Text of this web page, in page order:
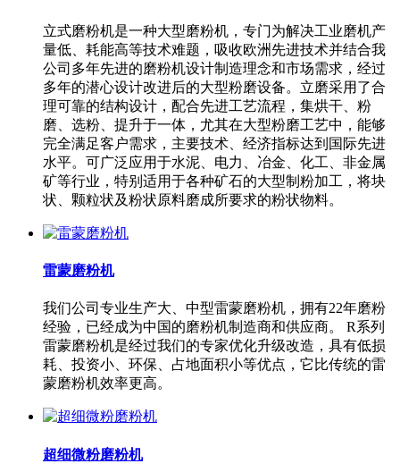
立式磨粉机是一种大型磨粉机，专门为解决工业磨机产
量低、耗能高等技术难题，吸收欧洲先进技术并结合我
公司多年先进的磨粉机设计制造理念和市场需求，经过
多年的潜心设计改进后的大型粉磨设备。立磨采用了合
理可靠的结构设计，配合先进工艺流程，集烘干、粉
磨、选粉、提升于一体，尤其在大型粉磨工艺中，能够
完全满足客户需求，主要技术、经济指标达到国际先进
水平。可广泛应用于水泥、电力、冶金、化工、非金属
矿等行业，特别适用于各种矿石的大型制粉加工，将块
状、颗粒状及粉状原料磨成所要求的粉状物料。
雷蒙磨粉机
我们公司专业生产大、中型雷蒙磨粉机，拥有22年磨粉
经验，已经成为中国的磨粉机制造商和供应商。 R系列
雷蒙磨粉机是经过我们的专家优化升级改造，具有低损
耗、投资小、环保、占地面积小等优点，它比传统的雷
蒙磨粉机效率更高。
超细微粉磨粉机